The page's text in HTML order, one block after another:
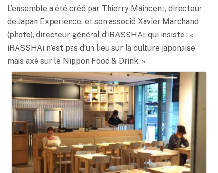
L’ensemble a été créé par Thierry Maincent, directeur
de Japan Experience, et son associé Xavier Marchand
(photo), directeur général d’iRASSHAi, qui insiste : «
iRASSHAi n’est pas d’un lieu sur la culture japonaise
mais axé sur le Nippon Food & Drink. »